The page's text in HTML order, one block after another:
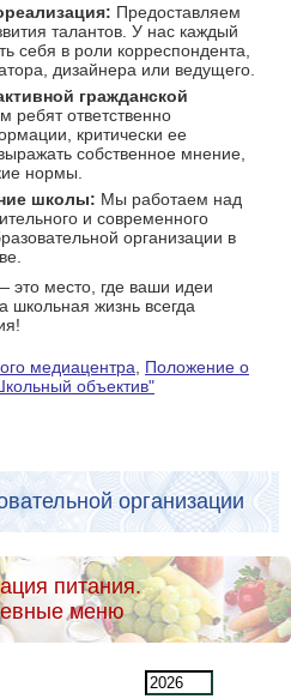
Предоставляем
талантов. У нас каждый
себя в роли корреспондента,
дизайнера или ведущего.
гражданской
ребят ответственно
критически ее
собственное мнение,
нормы.
школы: Мы работаем над
и современного
организации в
это место, где ваши идеи
школьная жизнь всегда
медиацентра
Положение о
объектив"
организации
питания.
меню